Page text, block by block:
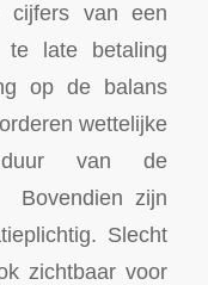
cijfers van een
te late betaling
op de balans
wettelijke
van de
Bovendien zijn
Slecht
zichtbaar voor